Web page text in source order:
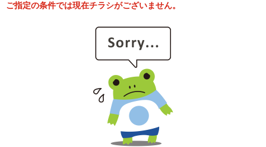
ご指定の条件では現在チラシがございません。